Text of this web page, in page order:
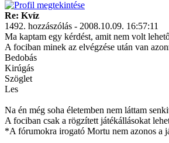
Re: Kvíz
1492. hozzászólás - 2008.10.09. 16:57:11
Ma kaptam egy kérdést, amit nem volt
A fociban minek az elvégzése után van
Bedobás
Kirúgás
Szöglet
Les
Na én még soha életemben nem láttam
A fociban csak a rögzített játékállásokat
*A fórumokra irogató Mortu nem azonos a